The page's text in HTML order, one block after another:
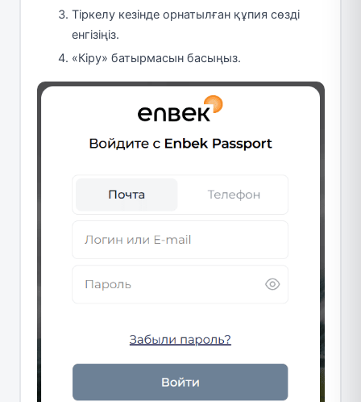
Тіркелу кезінде орнатылған құпия сөзді
енгізіңіз.
«Кіру» батырмасын басыңыз.